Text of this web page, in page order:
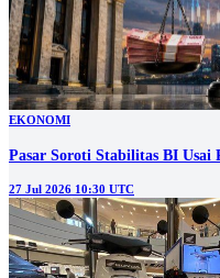
EKONOMI
Pasar Soroti Stabilitas BI
27 Jul 2026 10:30 UTC